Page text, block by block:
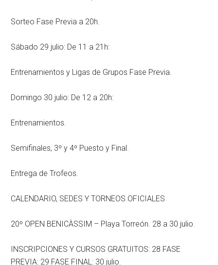
Sorteo Fase Previa a 20h.
Sábado 29 julio: De 11 a 21h:
Entrenamientos y Ligas de Grupos Fase Previa.
Domingo 30 julio: De 12 a 20h:
Entrenamientos.
Semifinales, 3º y 4º Puesto y Final.
Entrega de Trofeos.
CALENDARIO, SEDES Y TORNEOS OFICIALES
20º OPEN BENICÀSSIM – Playa Torreón. 28 a 30 julio.
INSCRIPCIONES Y CURSOS GRATUITOS: 28 FASE
PREVIA: 29 FASE FINAL: 30 julio.